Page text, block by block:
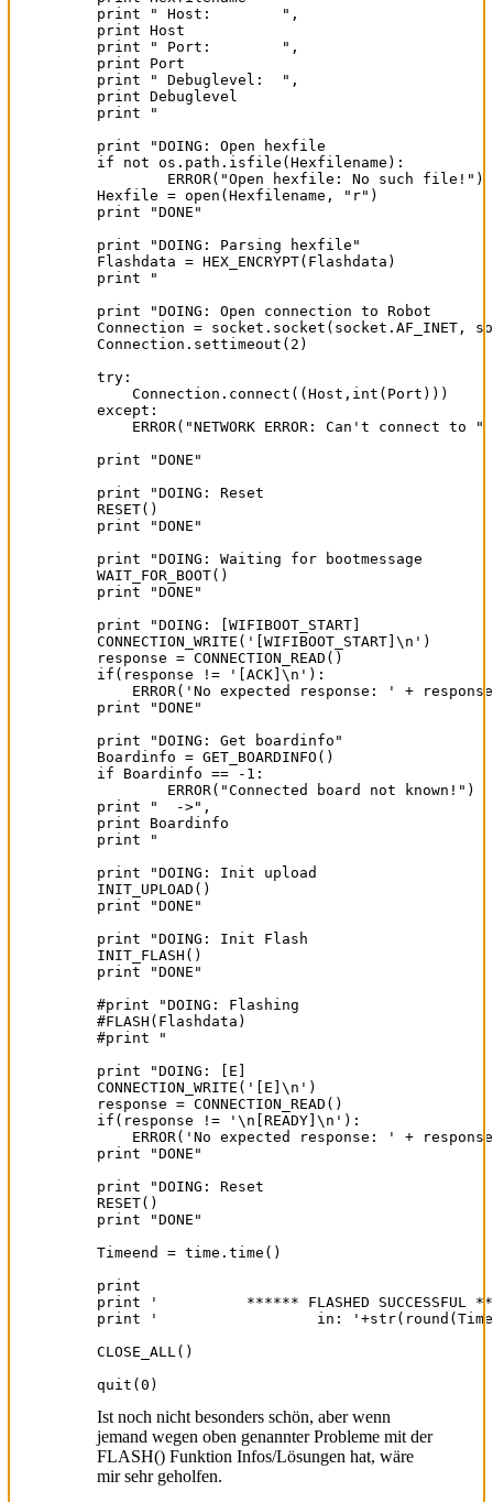
print " Host:        ",
print Host
print " Port:        ",
print Port
print " Debuglevel:  ",
print Debuglevel
print "
print "DOING: Open hexfile
if not os.path.isfile(Hexfilename):
Hexfile = open(Hexfilename, "r")
print "DONE"
print "DOING: Parsing hexfile"
Flashdata = HEX_ENCRYPT(Flashdata)
print "
print "DOING: Open connection to Robot
Connection = socket.socket(socket.AF_INET,
Connection.settimeout(2)
try:
    Connection.connect((Host,int(Port)))
except:
ERROR("NETWORK ERROR: Can't connect to "
print "DONE"
print "DOING: Reset
RESET()
print "DONE"
print "DOING: Waiting for bootmessage
WAIT_FOR_BOOT()
print "DONE"
print "DOING: [WIFIBOOT_START]
CONNECTION_WRITE('[WIFIBOOT_START]\n')
response = CONNECTION_READ()
if(response != '[ACK]\n'):
ERROR('No expected response: ' +
print "DONE"
print "DOING: Get boardinfo"
Boardinfo = GET_BOARDINFO()
if Boardinfo == -1:
print "  ->",
print Boardinfo
print "
print "DOING: Init upload
INIT_UPLOAD()
print "DONE"
print "DOING: Init Flash
INIT_FLASH()
print "DONE"
#print "DOING: Flashing
#FLASH(Flashdata)
#print "
print "DOING: [E]
CONNECTION_WRITE('[E]\n')
response = CONNECTION_READ()
if(response != '\n[READY]\n'):
ERROR('No expected response: ' +
print "DONE"
print "DOING: Reset
RESET()
print "DONE"
Timeend = time.time()
print
print '          ****** FLASHED SUCCESSFUL
print '                  in:
CLOSE_ALL()
quit(0)
Ist noch nicht besonders schön, aber wenn
jemand wegen oben genannter Probleme mit der
FLASH() Funktion Infos/Lösungen hat, wäre
mir sehr geholfen.